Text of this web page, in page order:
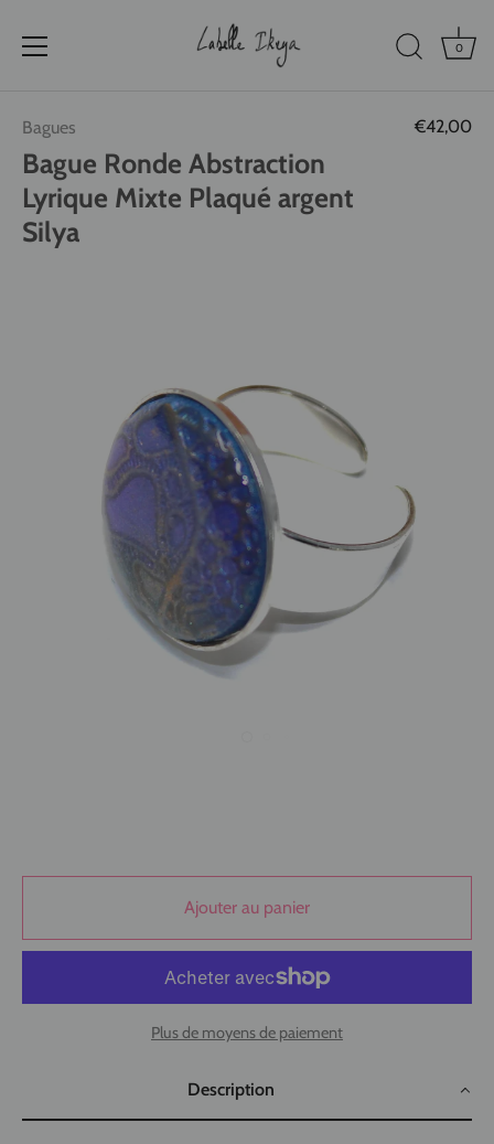
contenu
0
Bagues €42,00
Bague Ronde Abstraction
Lyrique Mixte Plaqué argent
Silya
Ajouter au panier
Plus de moyens de paiement
Description